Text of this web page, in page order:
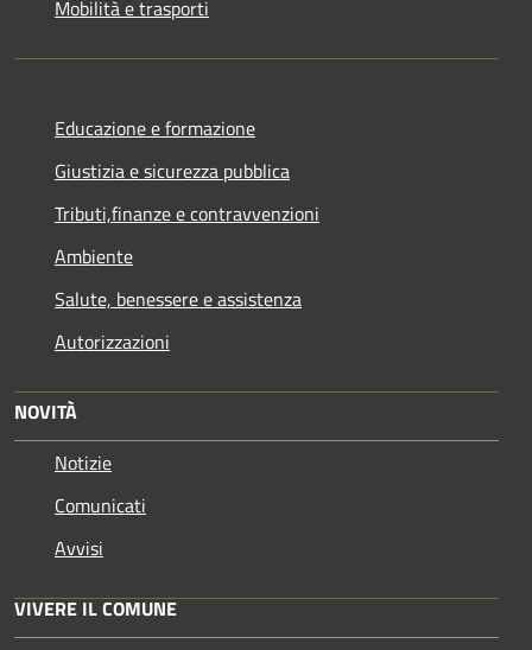
Mobilità e trasporti
Educazione e formazione
Giustizia e sicurezza pubblica
Tributi,finanze e contravvenzioni
Ambiente
Salute, benessere e assistenza
Autorizzazioni
NOVITÀ
Notizie
Comunicati
Avvisi
VIVERE IL COMUNE